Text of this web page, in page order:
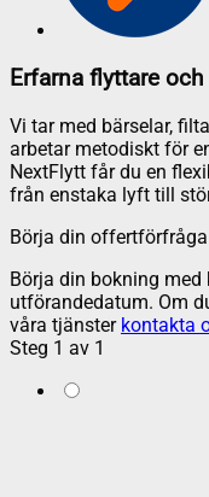
Erfarna flyttare
Vi tar med bärselar,
arbetar metodiskt för
NextFlytt får du en
från enstaka lyft till
Börja din
Börja din bokning
utförandedatum. Om
våra tjänster kontakta
Steg 1 av 1